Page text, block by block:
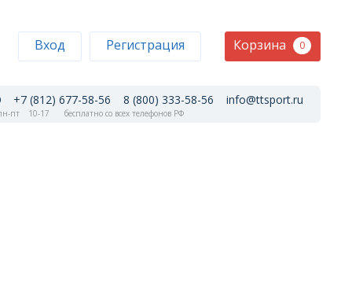
Вход Регистрация Корзина 0
+7 (812) 677-58-56 8 (800) 333-58-56 info@ttsport.ru
пт 10-17 бесплатно со всех телефонов РФ